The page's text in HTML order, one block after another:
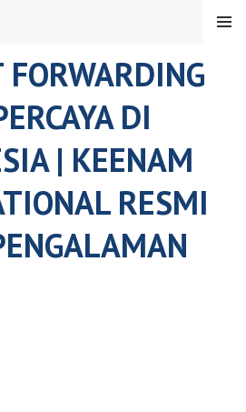
FORWARDING
DI
| KEENAM
RESMI
MENU